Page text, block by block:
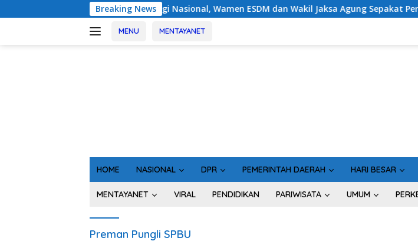
ke
Breaking News
Perkuat Tata Kelola Energi Nasional, Wamen ESDM dan Wakil Jaksa Agung Sepakat Perketat
MENU MENTAYANET
HOME NASIONAL DPR PEMERINTAH DAERAH HARI BESAR
MENTAYANET VIRAL PENDIDIKAN PARIWISATA UMUM
Preman Pungli SPBU